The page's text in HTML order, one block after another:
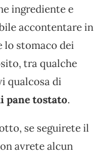
ingrediente e
accontentare in
lo stomaco dei
tra qualche
qualcosa di
pane tostato.
se seguirete il
avrete alcun